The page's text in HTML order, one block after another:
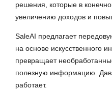
решения, которые в
увеличению доходов и
SaleAI предлагает
на основе искусственного
превращает
полезную информацию.
работает.